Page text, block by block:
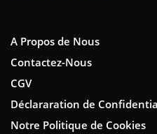
A Propos de Nous
Contactez-Nous
CGV
Déclararation de
Notre Politique de Cookies